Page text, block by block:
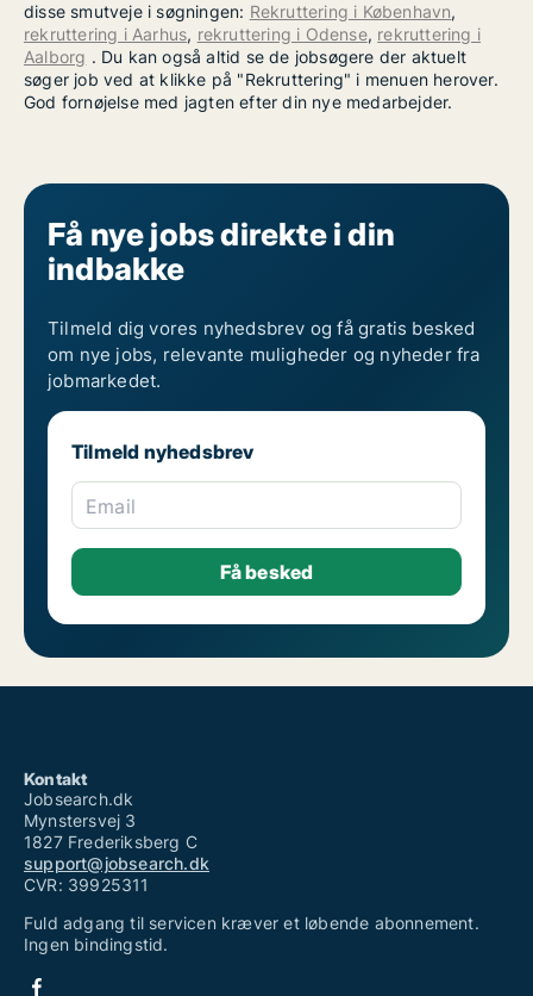
disse smutveje i søgningen: Rekruttering i København,
rekruttering i Aarhus, rekruttering i Odense, rekruttering i
Aalborg . Du kan også altid se de jobsøgere der aktuelt
søger job ved at klikke på "Rekruttering" i menuen herover.
God fornøjelse med jagten efter din nye medarbejder.
Få nye jobs direkte i din
indbakke
Tilmeld dig vores nyhedsbrev og få gratis besked
om nye jobs, relevante muligheder og nyheder fra
jobmarkedet.
Tilmeld nyhedsbrev
Email
Kontakt
Jobsearch.dk
Mynstersvej 3
1827 Frederiksberg C
support@jobsearch.dk
CVR: 39925311
Fuld adgang til servicen kræver et løbende abonnement.
Ingen bindingstid.